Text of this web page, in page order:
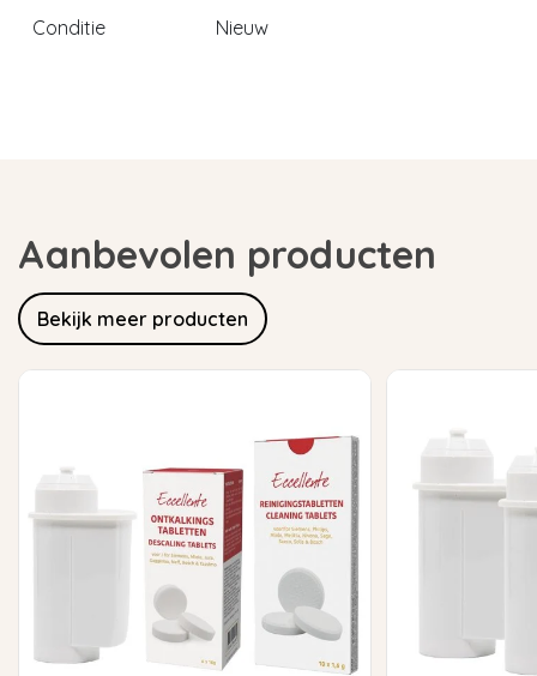
Conditie Nieuw
Aanbevolen producten
Bekijk meer producten